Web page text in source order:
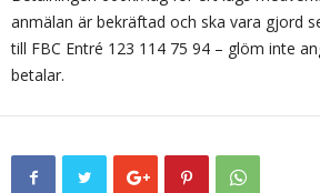
anmälan är bekräftad och ska vara gjord
till FBC Entré 123 114 75 94 – glöm inte
betalar.